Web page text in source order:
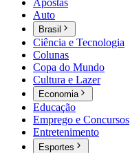
Auto
Brasil
Ciência e Tecnologia
Colunas
Copa do Mundo
Cultura e Lazer
Economia
Educação
Emprego e Concursos
Entretenimento
Esportes